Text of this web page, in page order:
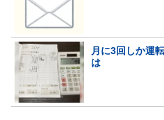
月に3回しか運
は